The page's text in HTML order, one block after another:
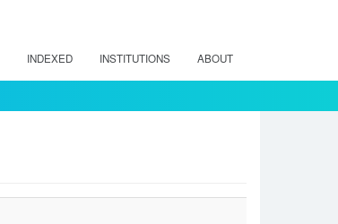
INDEXED INSTITUTIONS ABOUT